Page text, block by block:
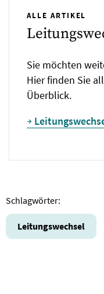
ALLE ARTIKEL
Sie möchten
Hier finden Sie
Überblick.
Schlagwörter:
Leitungswechsel